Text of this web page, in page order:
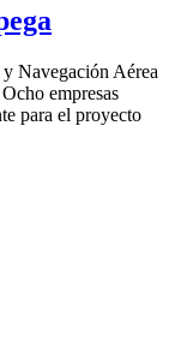
Navegación Aérea
empresas
para el proyecto